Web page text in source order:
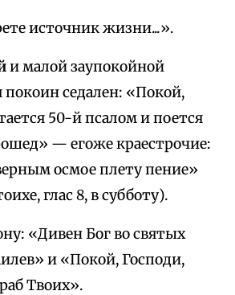
источник жизни...».
и малой заупокойной
покоин седален: «Покой,
50-й псалом и поется
— егоже краестрочие:
осмое плету пение»
глас 8, в субботу).
«Дивен Бог во святых
и «Покой, Господи,
Твоих».